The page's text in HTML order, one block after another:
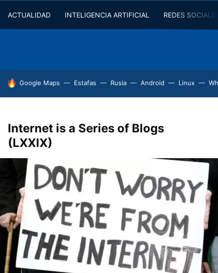
ACTUALIDAD INTELIGENCIA ARTIFICIAL REDES
HOY SE HABLA DE
Google Maps Estafas Rusia Android Linux
Internet is a Series of Blogs
(LXXIX)